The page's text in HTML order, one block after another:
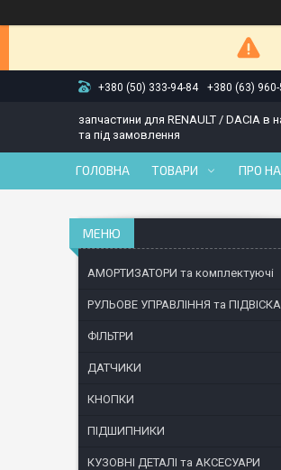
+380 (50) 333-94-84 +380 (63) 960-
запчастини для RENAULT / DACIA в
та під замовлення
ГОЛОВНА ТОВАРИ ПРО
АМОРТИЗАТОРИ та комплектуючі
РУЛЬОВЕ УПРАВЛІННЯ та ПІДВІСКА
ФІЛЬТРИ
ДАТЧИКИ
КНОПКИ
ПІДШИПНИКИ
КУЗОВНІ ДЕТАЛІ та АКСЕСУАРИ